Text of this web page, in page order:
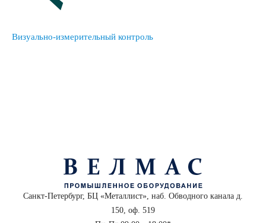
Визуально-измерительный контроль
Санкт-Петербург, БЦ «Металлист», наб. Обводного канала д.
150, оф. 519